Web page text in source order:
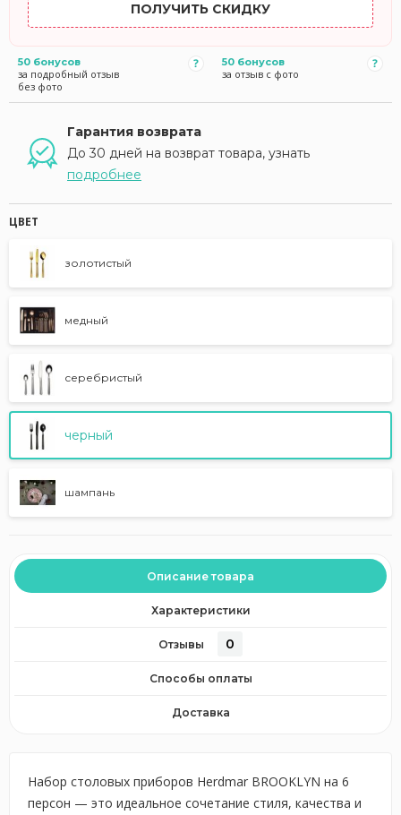
ПОЛУЧИТЬ СКИДКУ
50 бонусов
за подробный отзыв
без фото
50 бонусов
за отзыв с фото
Гарантия возврата
До 30 дней на возврат товара, узнать
подробнее
ЦВЕТ
золотистый
медный
серебристый
черный
шампань
Описание товара
Характеристики
Отзывы 0
Способы оплаты
Доставка
Набор столовых приборов Herdmar BROOKLYN на 6
персон — это идеальное сочетание стиля, качества и